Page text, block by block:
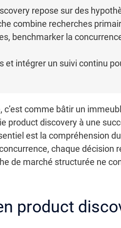
repose sur des
combine recherches
benchmarker la
et intégrer un suivi continu
comme bâtir un
product discovery à une
est la compréhension
chaque décision
de marché structurée ne
product